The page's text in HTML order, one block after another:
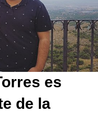
es
de la